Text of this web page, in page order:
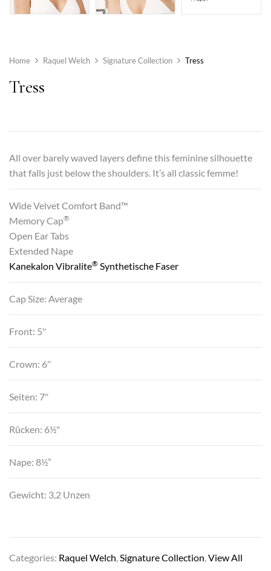
Home Raquel Welch Signature Collection Tress
Tress
All over barely waved layers define this feminine silhouette
that falls just below the shoulders. It’s all classic femme!
Wide Velvet Comfort Band™
Memory Cap®
Open Ear Tabs
Extended Nape
Kanekalon Vibralite® Synthetische Faser
Cap Size: Average
Front: 5″
Crown: 6″
Seiten: 7″
Rücken: 6½"
Nape: 8½”
Gewicht: 3,2 Unzen
Categories: Raquel Welch,Signature Collection,View All